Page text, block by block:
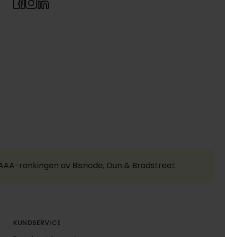
rankingen av Bisnode, Dun & Bradstreet.
KUNDSERVICE